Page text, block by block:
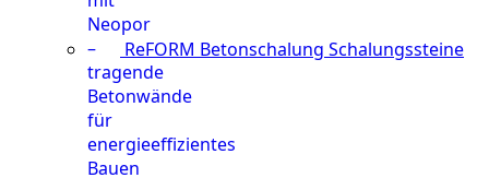
ReFORM Betonschalung Schalungssteine